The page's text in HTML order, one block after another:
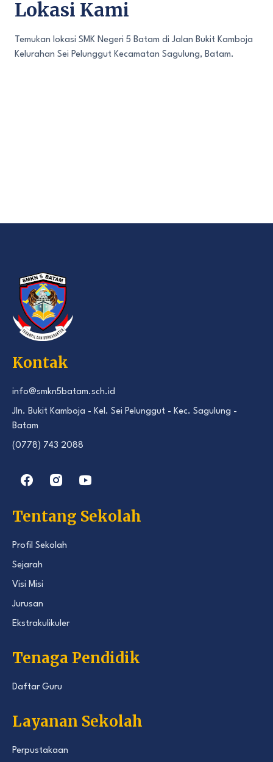
Lokasi Kami
Temukan lokasi SMK Negeri 5 Batam di Jalan Bukit Kamboja
Kelurahan Sei Pelunggut Kecamatan Sagulung, Batam.
Kontak
info@smkn5batam.sch.id
Jln. Bukit Kamboja - Kel. Sei Pelunggut - Kec. Sagulung -
Batam
(0778) 743 2088
Tentang Sekolah
Profil Sekolah
Sejarah
Visi Misi
Jurusan
Ekstrakulikuler
Tenaga Pendidik
Daftar Guru
Layanan Sekolah
Perpustakaan